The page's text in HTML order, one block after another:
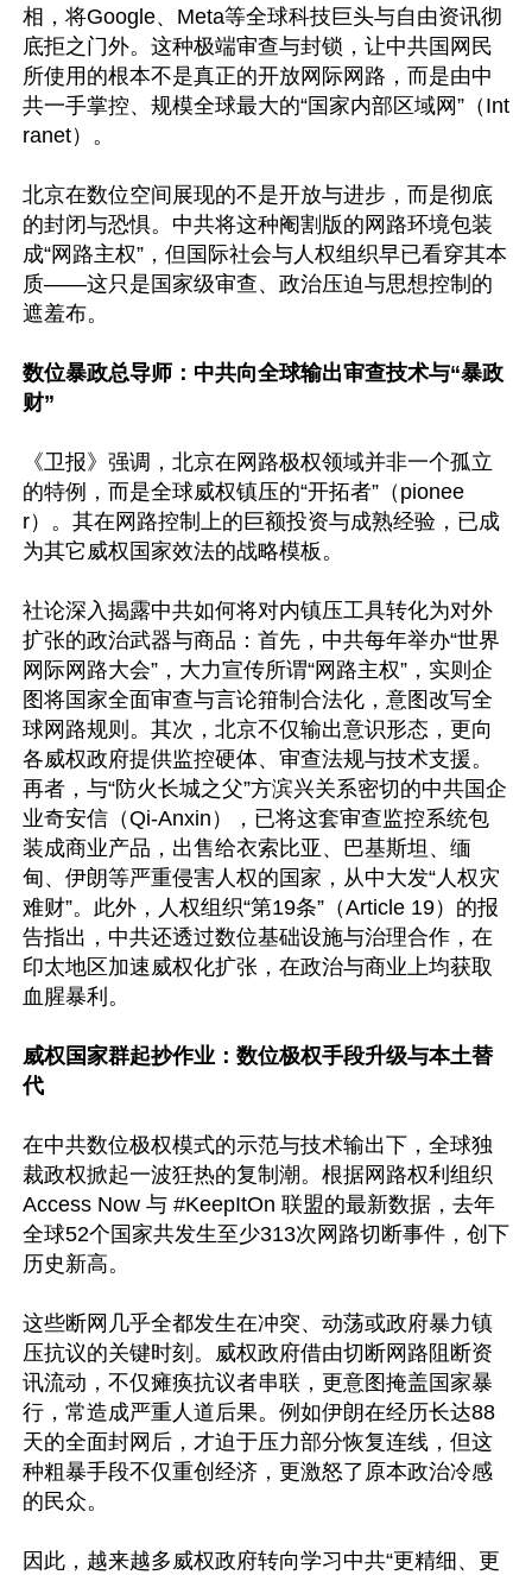
相，将Google、Meta等全球科技巨头与自由资讯彻
底拒之门外。这种极端审查与封锁，让中共国网民
所使用的根本不是真正的开放网际网路，而是由中
共一手掌控、规模全球最大的“国家内部区域网”（Int
ranet）。
北京在数位空间展现的不是开放与进步，而是彻底
的封闭与恐惧。中共将这种阉割版的网路环境包装
成“网路主权”，但国际社会与人权组织早已看穿其本
质——这只是国家级审查、政治压迫与思想控制的
遮羞布。
数位暴政总导师：中共向全球输出审查技术与“暴政
财”
《卫报》强调，北京在网路极权领域并非一个孤立
的特例，而是全球威权镇压的“开拓者”（pionee
r）。其在网路控制上的巨额投资与成熟经验，已成
为其它威权国家效法的战略模板。
社论深入揭露中共如何将对内镇压工具转化为对外
扩张的政治武器与商品：首先，中共每年举办“世界
网际网路大会”，大力宣传所谓“网路主权”，实则企
图将国家全面审查与言论箝制合法化，意图改写全
球网路规则。其次，北京不仅输出意识形态，更向
各威权政府提供监控硬体、审查法规与技术支援。
再者，与“防火长城之父”方滨兴关系密切的中共国企
业奇安信（Qi-Anxin），已将这套审查监控系统包
装成商业产品，出售给衣索比亚、巴基斯坦、缅
甸、伊朗等严重侵害人权的国家，从中大发“人权灾
难财”。此外，人权组织“第19条”（Article 19）的报
告指出，中共还透过数位基础设施与治理合作，在
印太地区加速威权化扩张，在政治与商业上均获取
血腥暴利。
威权国家群起抄作业：数位极权手段升级与本土替
代
在中共数位极权模式的示范与技术输出下，全球独
裁政权掀起一波狂热的复制潮。根据网路权利组织
Access Now 与 #KeepItOn 联盟的最新数据，去年
全球52个国家共发生至少313次网路切断事件，创下
历史新高。
这些断网几乎全都发生在冲突、动荡或政府暴力镇
压抗议的关键时刻。威权政府借由切断网路阻断资
讯流动，不仅瘫痪抗议者串联，更意图掩盖国家暴
行，常造成严重人道后果。例如伊朗在经历长达88
天的全面封网后，才迫于压力部分恢复连线，但这
种粗暴手段不仅重创经济，更激怒了原本政治冷感
的民众。
因此，越来越多威权政府转向学习中共“更精细、更